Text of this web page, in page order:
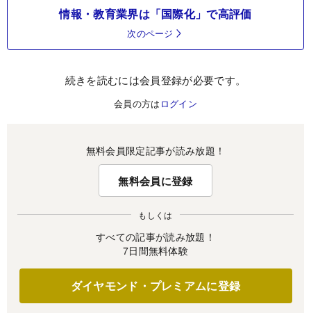
情報・教育業界は「国際化」で高評価
次のページ
続きを読むには会員登録が必要です。
会員の方は ログイン
無料会員限定記事が読み放題！
無料会員に登録
もしくは
すべての記事が読み放題！
7日間無料体験
ダイヤモンド・プレミアムに登録